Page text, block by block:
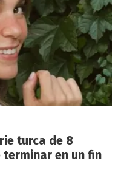
turca de 8
en un fin